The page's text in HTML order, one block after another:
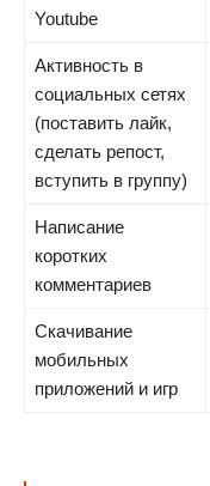
Youtube
Активность в
социальных сетях
(поставить лайк,
сделать репост,
вступить в группу)
Написание
коротких
комментариев
Скачивание
мобильных
приложений и игр